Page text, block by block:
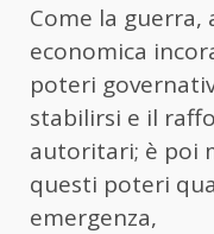
Come la guerra,
economica
poteri
stabilirsi e il
autoritari; è poi
questi poteri
emergenza,